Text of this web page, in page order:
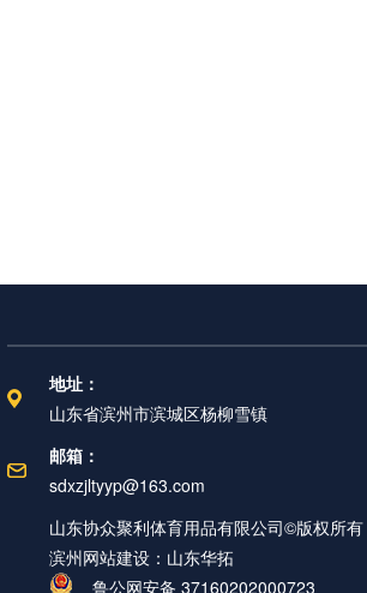
地址：
山东省滨州市滨城区杨柳雪镇
邮箱：
sdxzjltyyp@163.com
山东协众聚利体育用品有限公司©版权所有
滨州网站建设：山东华拓
鲁公网安备 37160202000723